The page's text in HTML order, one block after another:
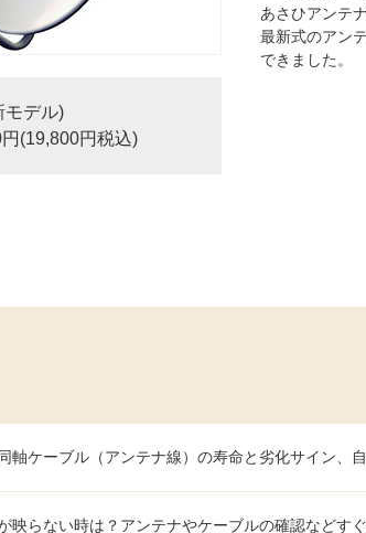
モデル)
(19,800円税込)
あさひアンテ
最新式のアン
できました。
軸ケーブル（アンテナ線）の寿命と劣化サイン、
映らない時は？アンテナやケーブルの確認などす